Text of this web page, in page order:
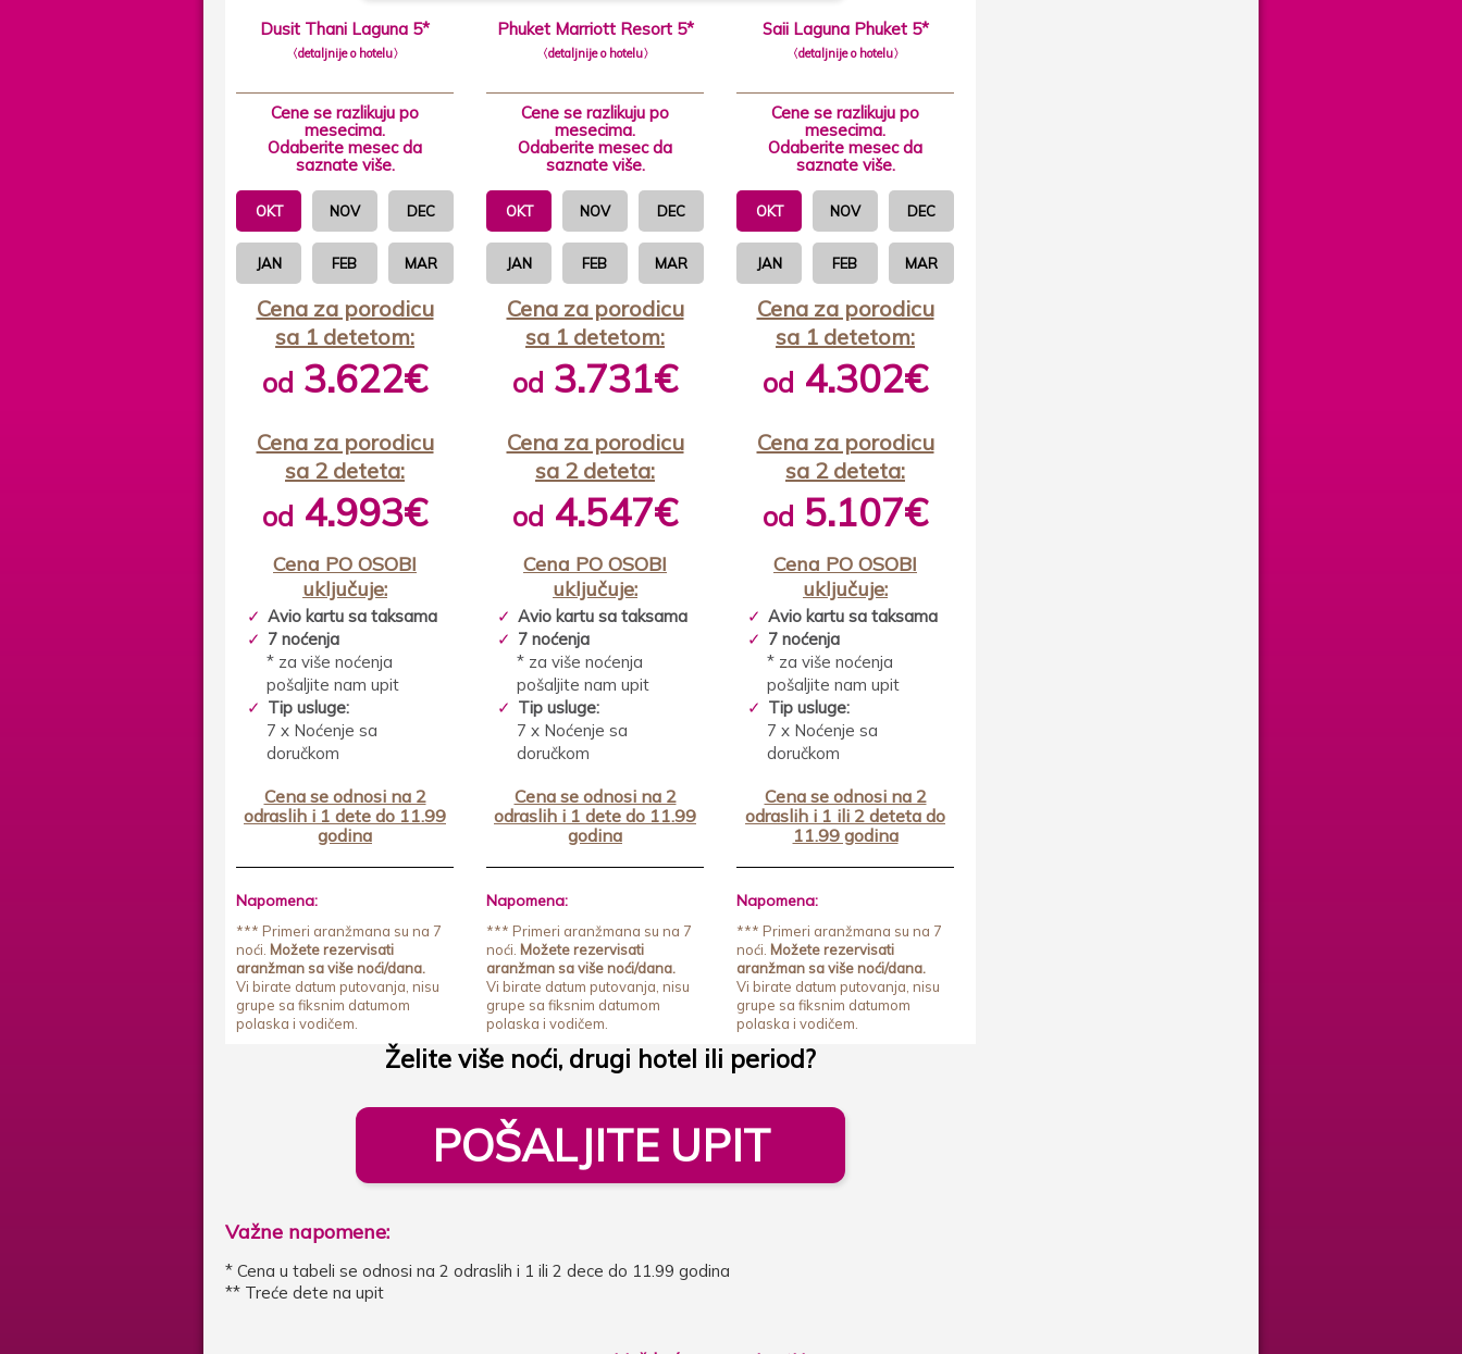
Dusit Thani Laguna 5*
〈detaljnije o hotelu〉
Cene se razlikuju po
mesecima.
Odaberite mesec da
saznate više.
OKT NOV DEC
JAN FEB MAR
Cena za porodicu
sa 1 detetom:
od 3.622€
Cena za porodicu
sa 2 deteta:
od 4.993€
Cena PO OSOBI
uključuje:
Avio kartu sa taksama
7 noćenja
* za više noćenja
pošaljite nam upit
Tip usluge:
7 x Noćenje sa
doručkom
Cena se odnosi na 2
odraslih i 1 dete do 11.99
godina
Napomena:
*** Primeri aranžmana su na 7
noći. Možete rezervisati
aranžman sa više noći/dana.
Vi birate datum putovanja, nisu
grupe sa fiksnim datumom
polaska i vodičem.
Phuket Marriott Resort 5*
〈detaljnije o hotelu〉
Cene se razlikuju po
mesecima.
Odaberite mesec da
saznate više.
OKT NOV DEC
JAN FEB MAR
Cena za porodicu
sa 1 detetom:
od 3.731€
Cena za porodicu
sa 2 deteta:
od 4.547€
Cena PO OSOBI
uključuje:
Avio kartu sa taksama
7 noćenja
* za više noćenja
pošaljite nam upit
Tip usluge:
7 x Noćenje sa
doručkom
Cena se odnosi na 2
odraslih i 1 dete do 11.99
godina
Napomena:
*** Primeri aranžmana su na 7
noći. Možete rezervisati
aranžman sa više noći/dana.
Vi birate datum putovanja, nisu
grupe sa fiksnim datumom
polaska i vodičem.
Saii Laguna Phuket 5*
〈detaljnije o hotelu〉
Cene se razlikuju po
mesecima.
Odaberite mesec da
saznate više.
OKT NOV DEC
JAN FEB MAR
Cena za porodicu
sa 1 detetom:
od 4.302€
Cena za porodicu
sa 2 deteta:
od 5.107€
Cena PO OSOBI
uključuje:
Avio kartu sa taksama
7 noćenja
* za više noćenja
pošaljite nam upit
Tip usluge:
7 x Noćenje sa
doručkom
Cena se odnosi na 2
odraslih i 1 ili 2 deteta do
11.99 godina
Napomena:
*** Primeri aranžmana su na 7
noći. Možete rezervisati
aranžman sa više noći/dana.
Vi birate datum putovanja, nisu
grupe sa fiksnim datumom
polaska i vodičem.
Želite više noći, drugi hotel ili period?
POŠALJITE UPIT
Važne napomene:
* Cena u tabeli se odnosi na 2 odraslih i 1 ili 2 dece do 11.99 godina
** Treće dete na upit